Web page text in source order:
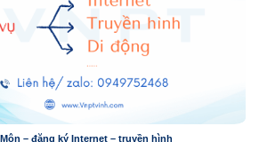
– đăng ký Internet – truyền hình